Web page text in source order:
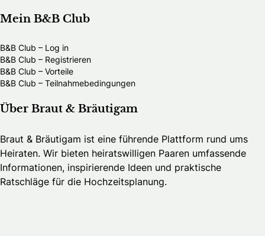
Mein B&B Club
B&B Club – Log in
B&B Club – Registrieren
B&B Club – Vorteile
B&B Club – Teilnahmebedingungen
Über Braut & Bräutigam
Braut & Bräutigam ist eine führende Plattform rund ums
Heiraten. Wir bieten heiratswilligen Paaren umfassende
Informationen, inspirierende Ideen und praktische
Ratschläge für die Hochzeitsplanung.